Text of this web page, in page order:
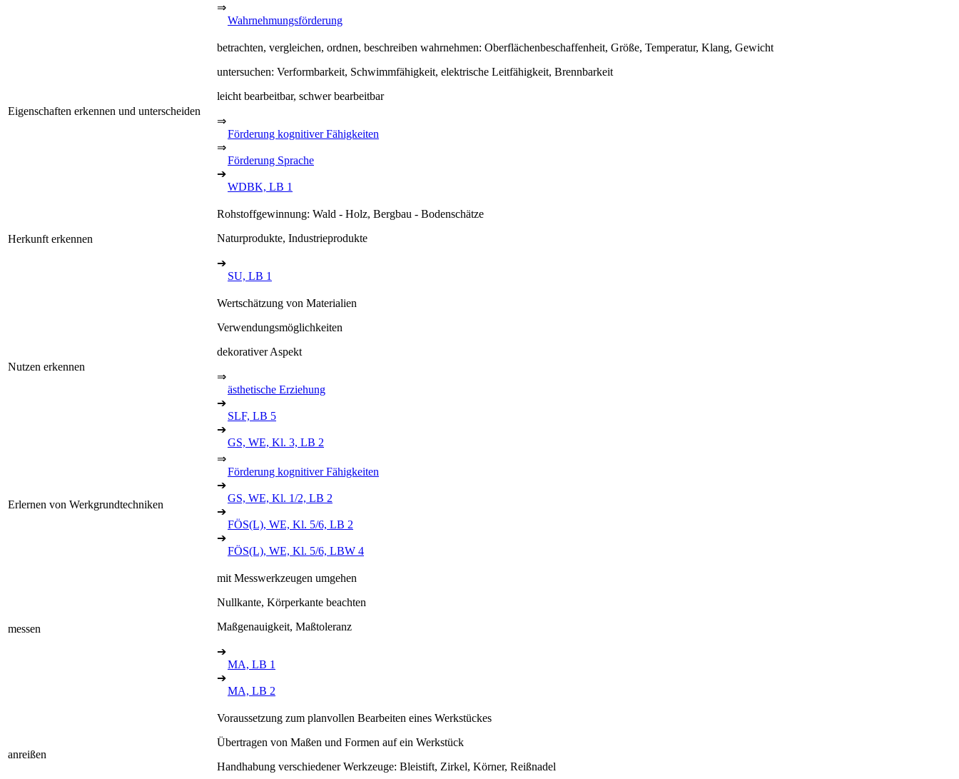
⇒
Wahrnehmungsförderung
Eigenschaften erkennen und unterscheiden
betrachten, vergleichen, ordnen, beschreiben wahrnehmen: Oberflächenbeschaffenheit, Größe, Temperatur, Klang, Gewicht
untersuchen: Verformbarkeit, Schwimmfähigkeit, elektrische Leitfähigkeit, Brennbarkeit
leicht bearbeitbar, schwer bearbeitbar
⇒
Förderung kognitiver Fähigkeiten
⇒
Förderung Sprache
➔
WDBK, LB 1
Herkunft erkennen
Rohstoffgewinnung: Wald - Holz, Bergbau - Bodenschätze
Naturprodukte, Industrieprodukte
➔
SU, LB 1
Nutzen erkennen
Wertschätzung von Materialien
Verwendungsmöglichkeiten
dekorativer Aspekt
⇒
ästhetische Erziehung
➔
SLF, LB 5
➔
GS, WE, Kl. 3, LB 2
Erlernen von Werkgrundtechniken
⇒
Förderung kognitiver Fähigkeiten
➔
GS, WE, Kl. 1/2, LB 2
➔
FÖS(L), WE, Kl. 5/6, LB 2
➔
FÖS(L), WE, Kl. 5/6, LBW 4
messen
mit Messwerkzeugen umgehen
Nullkante, Körperkante beachten
Maßgenauigkeit, Maßtoleranz
➔
MA, LB 1
➔
MA, LB 2
anreißen
Voraussetzung zum planvollen Bearbeiten eines Werkstückes
Übertragen von Maßen und Formen auf ein Werkstück
Handhabung verschiedener Werkzeuge: Bleistift, Zirkel, Körner, Reißnadel